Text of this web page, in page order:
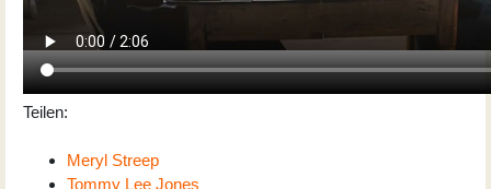
Teilen:
Meryl Streep
Tommy Lee Jones